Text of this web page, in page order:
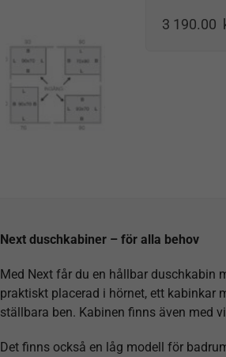
3 190.00
Next duschkabiner – för alla behov
Med Next får du en hållbar duschkabin
praktiskt placerad i hörnet, ett kabinkar
ställbara ben. Kabinen finns även med
Det finns också en låg modell för